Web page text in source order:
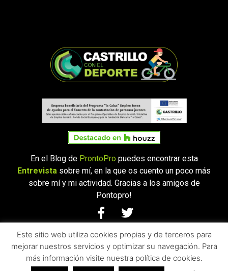
En el Blog de ProntoPro puedes encontrar esta
Entrevista sobre mí, en la que os cuento un poco más
sobre mí y mi actividad. Gracias a los amigos de
Pontopro!
© 2021 CASTRILLO.
TODOS LOS DERECHOS RESERVADOS -
AVISO LEGAL
POLÍTICA DE PRIVACIDAD |POLÍTICA SOBRE EL
USO DE COOKIES
Este sitio web utiliza cookies propias y de terceros para
mejorar nuestros servicios y optimizar su navegación. Para
más información visite nuestra política de cookies.